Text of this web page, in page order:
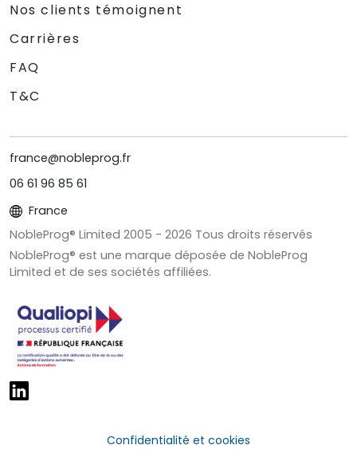
Nos clients témoignent
Carrières
FAQ
T&C
france@nobleprog.fr
06 61 96 85 61
France
NobleProg® Limited 2005 - 2026 Tous droits réservés
NobleProg® est une marque déposée de NobleProg
Limited et de ses sociétés affiliées.
Confidentialité et cookies